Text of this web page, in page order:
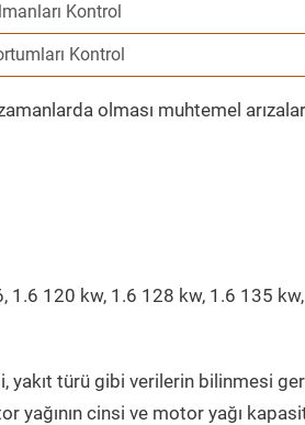
Kontrol
Kontrol
olması muhtemel
1.6 120 kw, 1.6 128 kw, 1.6 135
yakıt türü gibi verilerin bilinmesi
yağının cinsi ve motor yağı